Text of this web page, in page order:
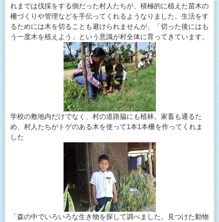
れまでは伐採をする側だった村人たちが、積極的に植えた苗木の
柵づくりや管理などを手伝ってくれるようなりました。生活をす
るためには木を切ることも避けられませんが、「切った後にはも
う一度木を植えよう」という意識が村全体に育ってきています。
学校の敷地内だけでなく、村の道路脇にも植林。家畜も通るた
め、村人たちがトゲのある木を使って1本1本柵を作ってくれま
した
「森の中でいろいろな生き物を探して調べました。見つけた動物